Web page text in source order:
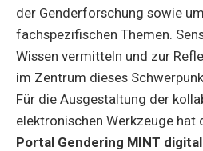
der Genderforschung sowie
fachspezifischen Themen.
Wissen vermitteln und zur
im Zentrum dieses
Für die Ausgestaltung der
elektronischen Werkzeuge hat
Portal Gendering MINT digital